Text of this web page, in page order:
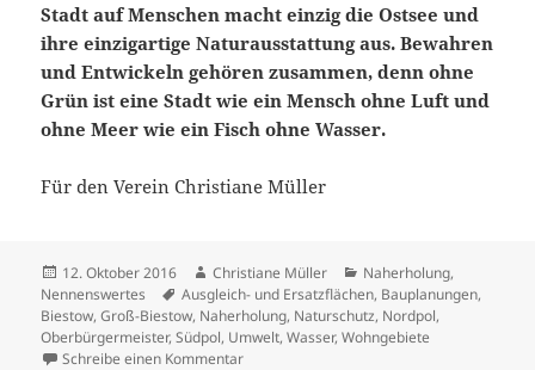
Stadt auf Menschen macht einzig die Ostsee und
ihre einzigartige Naturausstattung aus. Bewahren
und Entwickeln gehören zusammen, denn ohne
Grün ist eine Stadt wie ein Mensch ohne Luft und
ohne Meer wie ein Fisch ohne Wasser.
Für den Verein Christiane Müller
Veröffentlicht
am
12. Oktober 2016 Autor
Christiane Müller Kategorien
Naherholung,
Nennenswertes
Schlagwörter
Ausgleich- und Ersatzflächen, Bauplanungen,
Biestow,Groß-Biestow, Naherholung, Naturschutz, Nordpol,
Oberbürgermeister,Südpol, Umwelt,Wasser,Wohngebiete
Schreibe einen Kommentarzu Giganthismus und Politik mit Groß-